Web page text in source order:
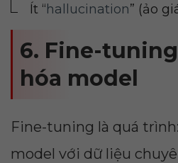
Ít “hallucination” (ảo
6. Fine-tuning
hóa model
Fine-tuning là quá
model với dữ liệu